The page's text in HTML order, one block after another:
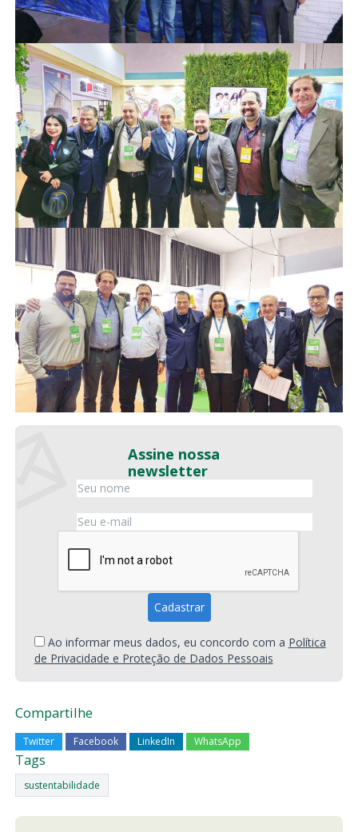
Assine nossa
newsletter
Ao informar meus dados, eu concordo com a Política
de Privacidade e Proteção de Dados Pessoais
Compartilhe
Twitter Facebook LinkedIn WhatsApp
Tags
sustentabilidade